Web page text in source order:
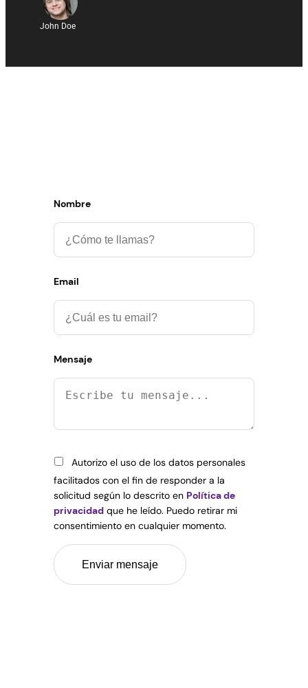
John Doe
Nombre
Email
Mensaje
Autorizo el uso de los datos personales
facilitados con el fin de responder a la
solicitud según lo descrito en Política de
privacidad que he leído. Puedo retirar mi
consentimiento en cualquier momento.